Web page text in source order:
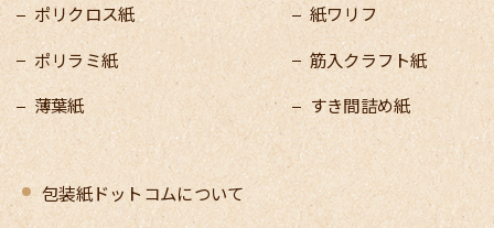
ポリクロス紙
紙ワリフ
ポリラミ紙
筋入クラフト紙
薄葉紙
すき間詰め紙
包装紙ドットコムについて